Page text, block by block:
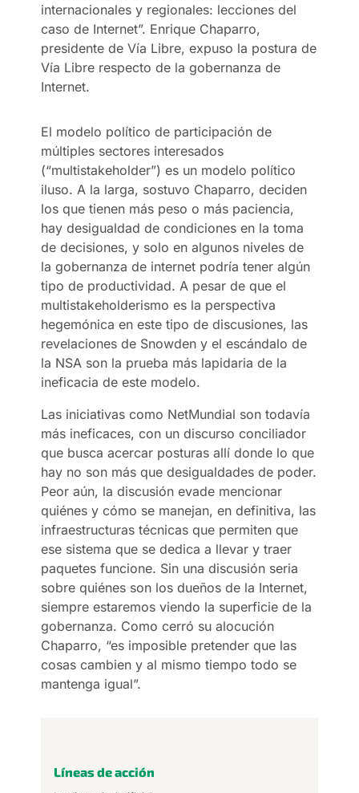
internacionales y regionales: lecciones del
caso de Internet”. Enrique Chaparro,
presidente de Vía Libre, expuso la postura de
Vía Libre respecto de la gobernanza de
Internet.
El modelo político de participación de
múltiples sectores interesados
(“multistakeholder”) es un modelo político
iluso. A la larga, sostuvo Chaparro, deciden
los que tienen más peso o más paciencia,
hay desigualdad de condiciones en la toma
de decisiones, y solo en algunos niveles de
la gobernanza de internet podría tener algún
tipo de productividad. A pesar de que el
multistakeholderismo es la perspectiva
hegemónica en este tipo de discusiones, las
revelaciones de Snowden y el escándalo de
la NSA son la prueba más lapidaria de la
ineficacia de este modelo.
Las iniciativas como NetMundial son todavía
más ineficaces, con un discurso conciliador
que busca acercar posturas allí donde lo que
hay no son más que desigualdades de poder.
Peor aún, la discusión evade mencionar
quiénes y cómo se manejan, en definitiva, las
infraestructuras técnicas que permiten que
ese sistema que se dedica a llevar y traer
paquetes funcione. Sin una discusión seria
sobre quiénes son los dueños de la Internet,
siempre estaremos viendo la superficie de la
gobernanza. Como cerró su alocución
Chaparro, “es imposible pretender que las
cosas cambien y al mismo tiempo todo se
mantenga igual”.
Líneas de acción